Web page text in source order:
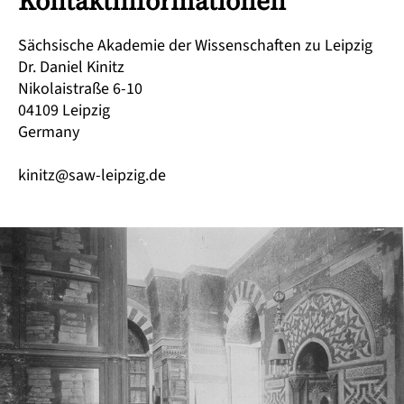
Sächsische Akademie der Wissenschaften zu Leipzig
Dr. Daniel Kinitz
Nikolaistraße 6-10
04109 Leipzig
Germany
kinitz@saw-leipzig.de